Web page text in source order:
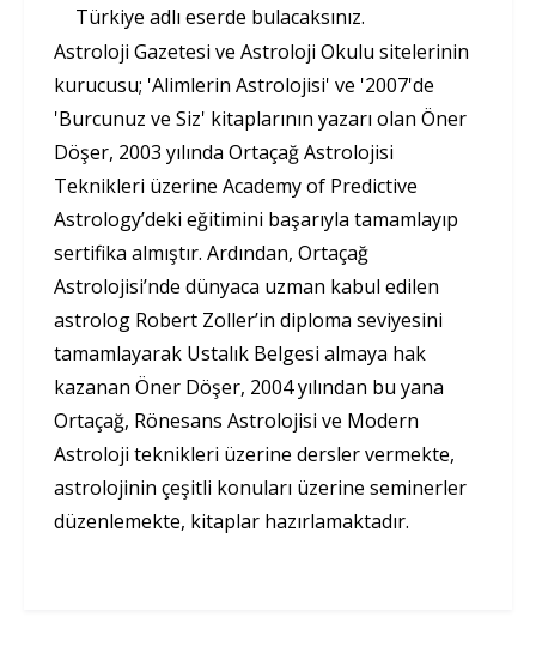
Türkiye adlı eserde bulacaksınız.
Astroloji Gazetesi ve Astroloji Okulu sitelerinin
kurucusu; 'Alimlerin Astrolojisi' ve '2007'de
'Burcunuz ve Siz' kitaplarının yazarı olan Öner
Döşer, 2003 yılında Ortaçağ Astrolojisi
Teknikleri üzerine Academy of Predictive
Astrology’deki eğitimini başarıyla tamamlayıp
sertifika almıştır. Ardından, Ortaçağ
Astrolojisi’nde dünyaca uzman kabul edilen
astrolog Robert Zoller’in diploma seviyesini
tamamlayarak Ustalık Belgesi almaya hak
kazanan Öner Döşer, 2004 yılından bu yana
Ortaçağ, Rönesans Astrolojisi ve Modern
Astroloji teknikleri üzerine dersler vermekte,
astrolojinin çeşitli konuları üzerine seminerler
düzenlemekte, kitaplar hazırlamaktadır.